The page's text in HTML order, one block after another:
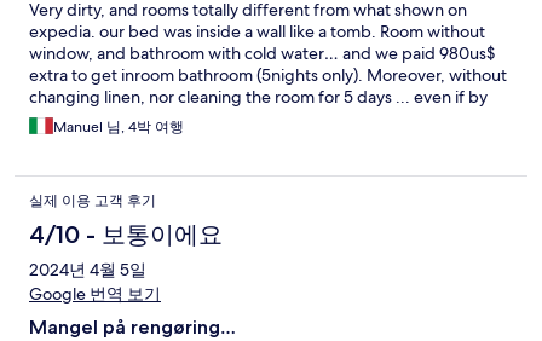
Very dirty, and rooms totally different from what shown on
expedia. our bed was inside a wall like a tomb. Room without
window, and bathroom with cold water… and we paid 980us$
extra to get inroom bathroom (5nights only). Moreover, without
changing linen, nor cleaning the room for 5 days ... even if by
contract, after 3 nights we should have had a cleaning service
and linen change. Never again pleaseeee
Manuel 님, 4박 여행
실제 이용 고객 후기
4/10 - 보통이에요
2024년 4월 5일
Google 번역 보기
Mangel på rengøring…